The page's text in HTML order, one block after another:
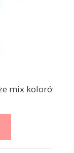
kolorów